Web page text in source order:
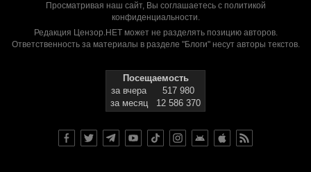
Просматривая наш сайт, Вы соглашаетесь с политикой
конфиденциальности.
Редакция Цензор.НЕТ может не разделять позицию авторов.
Ответственность за материалы в разделе "Блоги" несут авторы текстов.
Посещаемость
за вчера
517 980
за месяц
12 586 370